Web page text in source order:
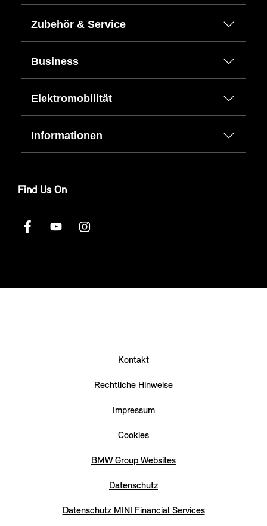
Zubehör & Service
Business
Elektromobilität
Informationen
Find Us On
Kontakt
Rechtliche Hinweise
Impressum
Cookies
BMW Group Websites
Datenschutz
Datenschutz MINI Financial Services